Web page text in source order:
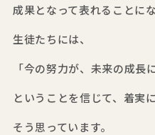
成果となって表れることに
生徒たちには、
「今の努力が、未来の成長
ということを信じて、着実
そう思っています。